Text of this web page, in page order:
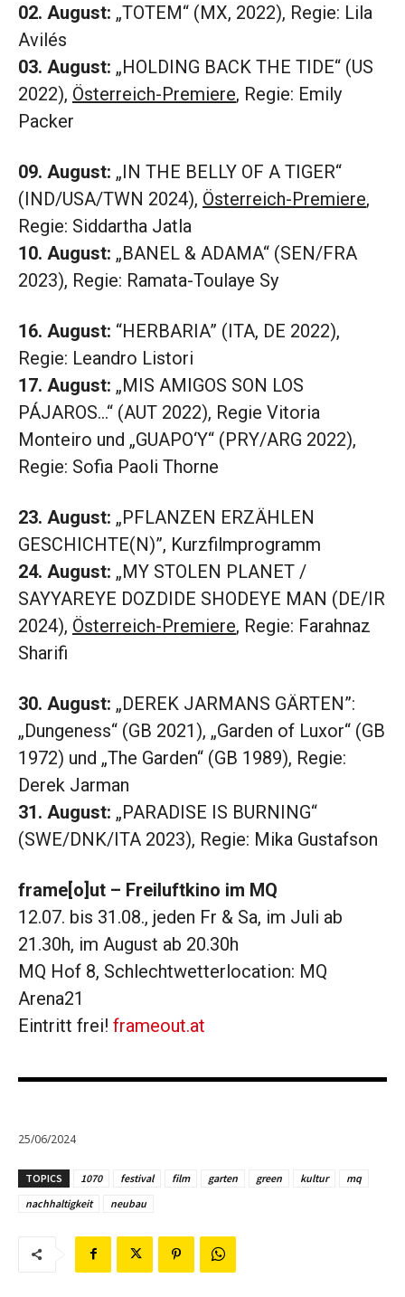
02. August: „TOTEM“ (MX, 2022), Regie: Lila
Avilés
03. August: „HOLDING BACK THE TIDE“ (US
2022), Österreich-Premiere, Regie: Emily
Packer
09. August: „IN THE BELLY OF A TIGER“
(IND/USA/TWN 2024), Österreich-Premiere,
Regie: Siddartha Jatla
10. August: „BANEL & ADAMA“ (SEN/FRA
2023), Regie: Ramata-Toulaye Sy
16. August: “HERBARIA” (ITA, DE 2022),
Regie: Leandro Listori
17. August: „MIS AMIGOS SON LOS
PÁJAROS…“ (AUT 2022), Regie Vitoria
Monteiro und „GUAPO‘Y“ (PRY/ARG 2022),
Regie: Sofia Paoli Thorne
23. August: „PFLANZEN ERZÄHLEN
GESCHICHTE(N)”, Kurzfilmprogramm
24. August: „MY STOLEN PLANET /
SAYYAREYE DOZDIDE SHODEYE MAN (DE/IR
2024), Österreich-Premiere, Regie: Farahnaz
Sharifi
30. August: „DEREK JARMANS GÄRTEN”:
„Dungeness“ (GB 2021), „Garden of Luxor“ (GB
1972) und „The Garden“ (GB 1989), Regie:
Derek Jarman
31. August: „PARADISE IS BURNING“
(SWE/DNK/ITA 2023), Regie: Mika Gustafson
frame[o]ut – Freiluftkino im MQ
12.07. bis 31.08., jeden Fr & Sa, im Juli ab
21.30h, im August ab 20.30h
MQ Hof 8, Schlechtwetterlocation: MQ
Arena21
Eintritt frei! frameout.at
25/06/2024
TOPICS 1070 festival film garten green kultur
mq
nachhaltigkeit
neubau